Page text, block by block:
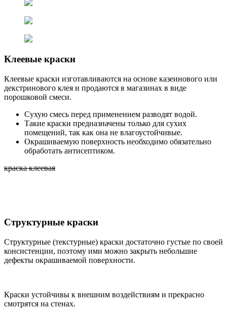
Клеевые краски
Клеевые краски изготавливаются на основе казеинового или
декстринового клея и продаются в магазинах в виде
порошковой смеси.
Сухую смесь перед применением разводят водой.
Такие краски предназначены только для сухих
помещений, так как она не влагоустойчивые.
Окрашиваемую поверхность необходимо обязательно
обработать антисептиком.
краска клеевая
Структурные краски
Структурные (текстурные) краски достаточно густые по своей
консистенции, поэтому ими можно закрыть небольшие
дефекты окрашиваемой поверхности.
Краски устойчивы к внешним воздействиям и прекрасно
смотрятся на стенах.